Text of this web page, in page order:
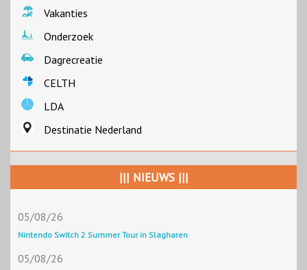
Vakanties
Onderzoek
Dagrecreatie
CELTH
LDA
Destinatie Nederland
||| NIEUWS |||
05/08/26
Nintendo Switch 2 Summer Tour in Slagharen
05/08/26